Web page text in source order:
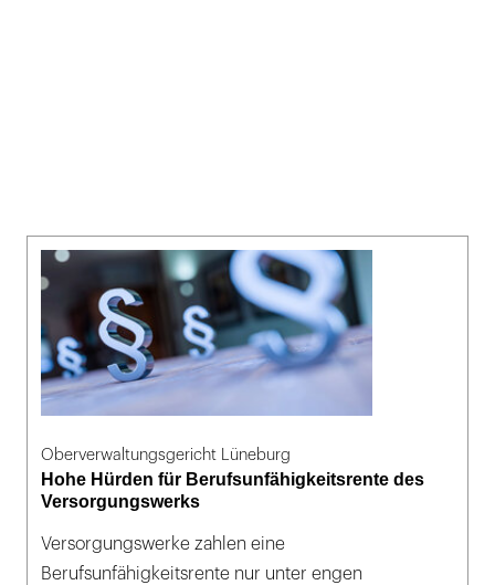
Oberverwaltungsgericht Lüneburg
Hohe Hürden für Berufsunfähigkeitsrente des
Versorgungswerks
Versorgungswerke zahlen eine
Berufsunfähigkeitsrente nur unter engen